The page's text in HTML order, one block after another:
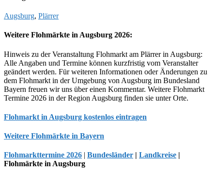
Augsburg, Plärrer
Weitere Flohmärkte in Augsburg 2026:
Hinweis zu der Veranstaltung Flohmarkt am Plärrer in Augsburg:
Alle Angaben und Termine können kurzfristig vom Veranstalter
geändert werden. Für weiteren Informationen oder Änderungen zu
dem Flohmarkt in der Umgebung von Augsburg im Bundesland
Bayern freuen wir uns über einen Kommentar. Weitere Flohmarkt
Termine 2026 in der Region Augsburg finden sie unter Orte.
Flohmarkt in Augsburg kostenlos eintragen
Weitere Flohmärkte in Bayern
Flohmarkttermine 2026 | Bundesländer | Landkreise |
Flohmärkte in Augsburg